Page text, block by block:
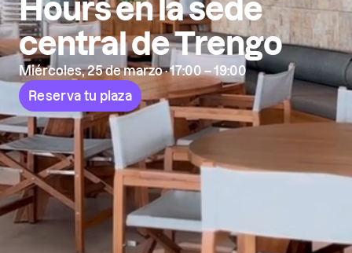
Hours en la sede
central de Trengo
Miércoles, 25 de marzo · 17:00 – 19:00
Reserva tu plaza